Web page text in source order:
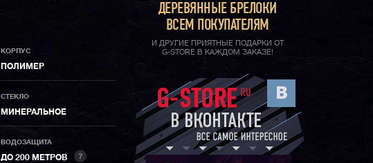
КОРПУС
ПОЛИМЕР
СТЕКЛО
МИНЕРАЛЬНОЕ
ВОДОЗАЩИТА
ДО 200 МЕТРОВ ?
ДЕРЕВЯННЫЕ БРЕЛОКИ
ВСЕМ ПОКУПАТЕЛЯМ
И ДРУГИЕ ПРИЯТНЫЕ ПОДАРКИ ОТ
G-STORE В КАЖДОМ ЗАКАЗЕ!